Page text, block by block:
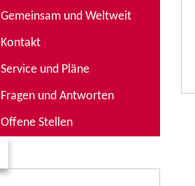
Gemeinsam und Weltweit
Kontakt
Service und Pläne
Fragen und Antworten
Offene Stellen